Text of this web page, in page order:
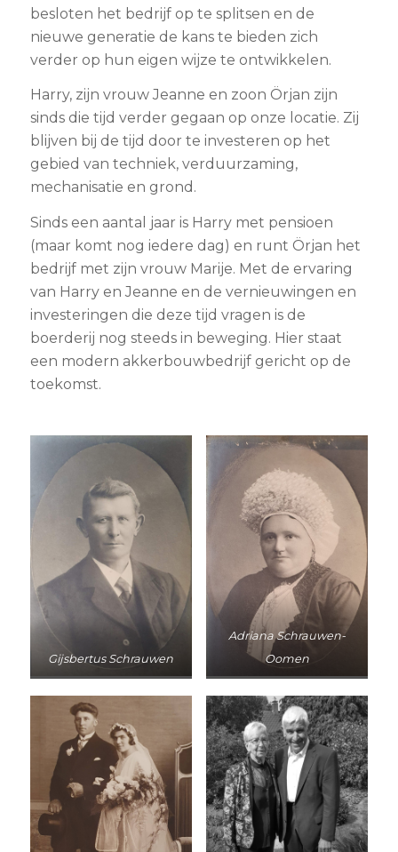
besloten het bedrijf op te splitsen en de
nieuwe generatie de kans te bieden zich
verder op hun eigen wijze te ontwikkelen.
Harry, zijn vrouw Jeanne en zoon Örjan zijn
sinds die tijd verder gegaan op onze locatie. Zij
blijven bij de tijd door te investeren op het
gebied van techniek, verduurzaming,
mechanisatie en grond.
Sinds een aantal jaar is Harry met pensioen
(maar komt nog iedere dag) en runt Örjan het
bedrijf met zijn vrouw Marije. Met de ervaring
van Harry en Jeanne en de vernieuwingen en
investeringen die deze tijd vragen is de
boerderij nog steeds in beweging. Hier staat
een modern akkerbouwbedrijf gericht op de
toekomst.
Gijsbertus Schrauwen
Adriana Schrauwen-
Oomen